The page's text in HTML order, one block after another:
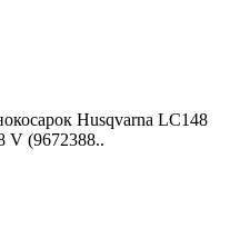
Husqvarna LC148
V (9672388..